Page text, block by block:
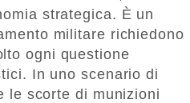
strategica. È un
militare richiedono
ogni questione
In uno scenario di
le scorte di munizioni